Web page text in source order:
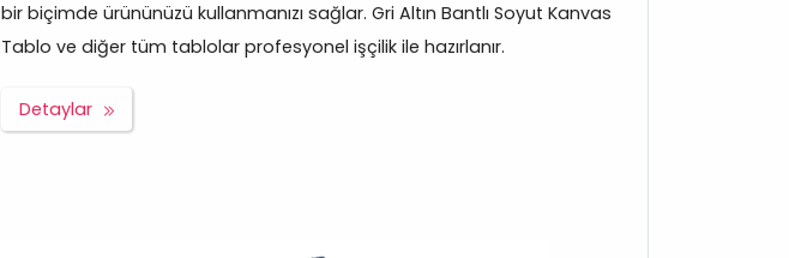
bir biçimde ürününüzü kullanmanızı sağlar. Gri Altın Bantlı Soyut Kanvas
Tablo ve diğer tüm tablolar profesyonel işçilik ile hazırlanır.
Detaylar